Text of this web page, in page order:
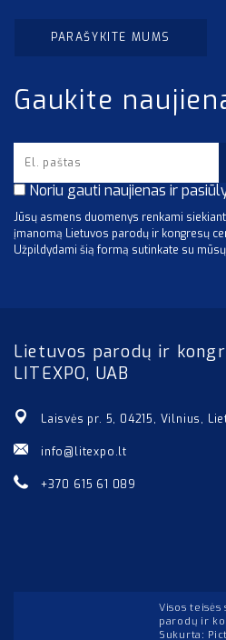
PARAŠYKITE MUMS
Gaukite
Noriu gauti naujienas ir
Jūsų asmens duomenys renkami
įmanomą Lietuvos parodų ir kongresų
Užpildydami šią formą sutinkate su
Lietuvos parodų ir
LITEXPO, UAB
Laisvės pr. 5, 04215, Vilnius,
info@litexpo.lt
+370 615 61 089
Visos
parodų ir
Sukurta: